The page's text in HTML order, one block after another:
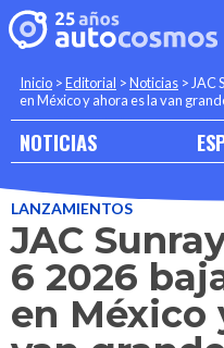
Inicio >Editorial >Noticias >JAC
en México y ahora es la van
NOTICIAS
LANZAMIENTOS
JAC
6 2026
en México